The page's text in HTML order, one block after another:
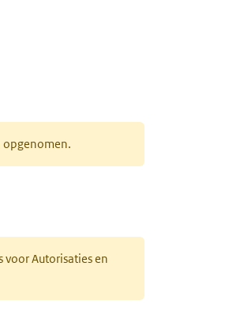
opgenomen.
voor Autorisaties en